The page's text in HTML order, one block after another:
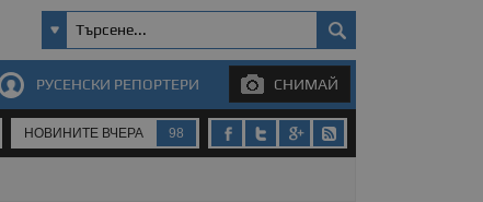
РУСЕНСКИ РЕПОРТЕРИ СНИМАЙ
НОВИНИТЕ ВЧЕРА 98